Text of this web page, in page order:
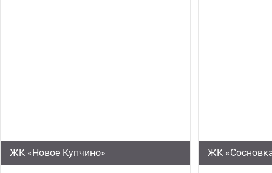
ЖК «Новое Купчино» ЖК